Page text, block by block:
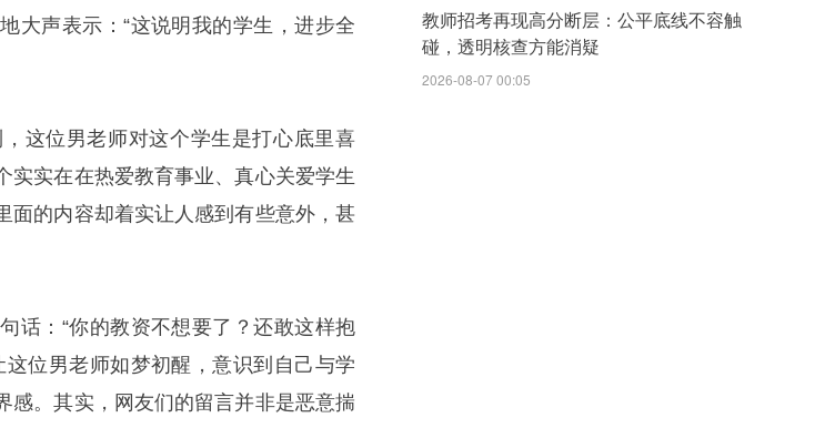
大声表示：“这说明我的学生，进步全
这位男老师对这个学生是打心底里喜
实实在在热爱教育事业、真心关爱学生
面的内容却着实让人感到有些意外，甚
话：“你的教资不想要了？还敢这样抱
位男老师如梦初醒，意识到自己与学
感。其实，网友们的留言并非是恶意揣
教师招考再现高分断层：公平底线不容触
碰，透明核查方能消疑
2026-08-07 00:05